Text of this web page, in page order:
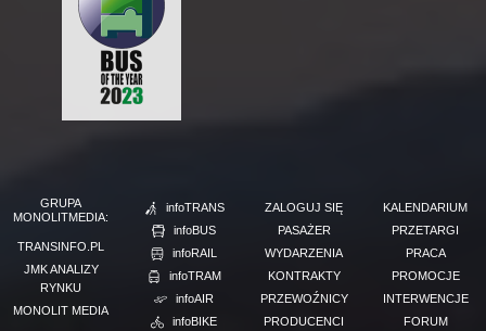
GRUPA
MONOLITMEDIA:
TRANSINFO.PL
JMK ANALIZY
RYNKU
MONOLIT MEDIA
infoTRANS
infoBUS
infoRAIL
infoTRAM
infoAIR
infoBIKE
ZALOGUJ SIĘ
PASAŻER
WYDARZENIA
KONTRAKTY
PRZEWOŹNICY
PRODUCENCI
KALENDARIUM
PRZETARGI
PRACA
PROMOCJE
INTERWENCJE
FORUM